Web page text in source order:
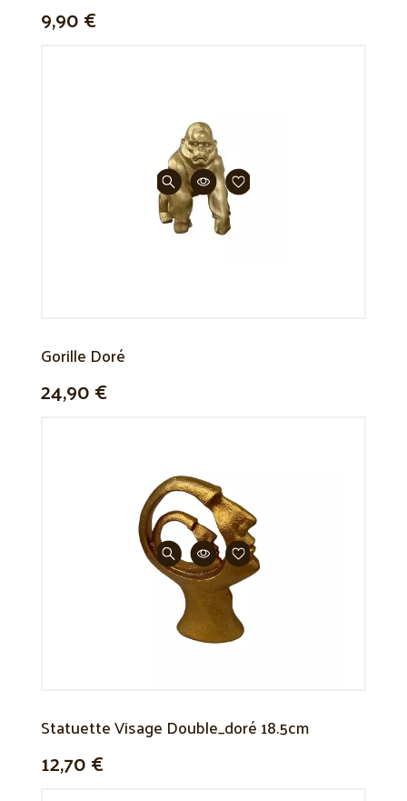
9,90 €
Gorille Doré
24,90 €
Statuette Visage Double_doré 18.5cm
12,70 €